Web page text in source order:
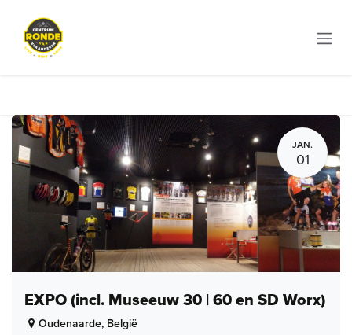
JAN.
01
EXPO (incl. Museeuw 30 | 60 en SD Worx)
Oudenaarde, België